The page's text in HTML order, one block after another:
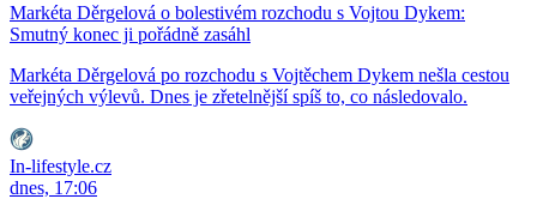
Markéta Děrgelová o bolestivém rozchodu s Vojtou Dykem:
Smutný konec ji pořádně zasáhl
Markéta Děrgelová po rozchodu s Vojtěchem Dykem nešla cestou
veřejných výlevů. Dnes je zřetelnější spíš to, co následovalo.
In-lifestyle.cz
dnes, 17:06